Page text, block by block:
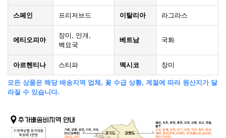
스페인 프리저브드 이탈리아 라그라스
에티오피아
장미, 안개,
백묘국
베트남 국화
아르헨티나 스티파 멕시코 장미
모든 상품은 해당 배송지역 업체, 꽃 수급 상황, 계절에 따라 원산지가 달
라질 수 있습니다.